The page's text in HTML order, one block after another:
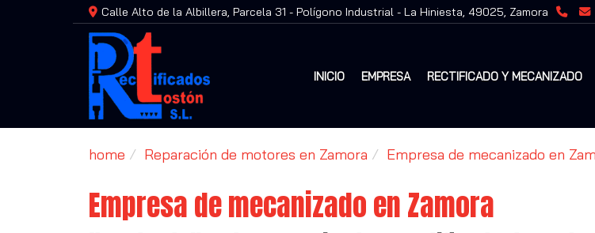
Calle Alto de la Albillera, Parcela 31 - Polígono Industrial - La Hiniesta, 49025, Zamora
INICIO EMPRESA RECTIFICADO Y MECANIZADO
home Reparación de motores en Zamora Empresa de mecanizado en
Empresa de mecanizado en Zamora